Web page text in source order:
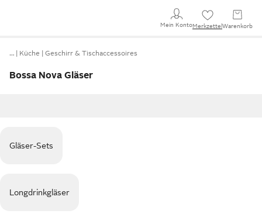
Mein KontoMerkzettel Warenkorb
… Küche Geschirr & Tischaccessoires
Bossa Nova Gläser
Gläser-Sets
Longdrinkgläser